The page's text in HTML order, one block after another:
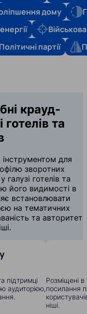
дому
Політичні партії
крауд-
готелів та
для
зворотних
готелів та
його видимості в
встановлювати
на тематичних
та авторитет
підтримці
аудиторією,
Розміщені в
посилання
ніші.